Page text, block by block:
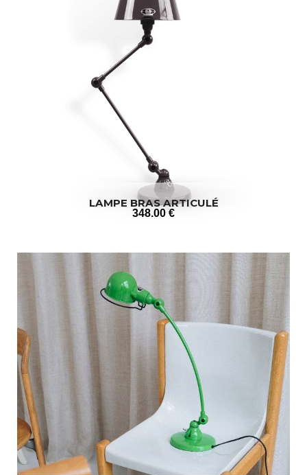
LAMPE BRAS ARTICULÉ
348.00 €